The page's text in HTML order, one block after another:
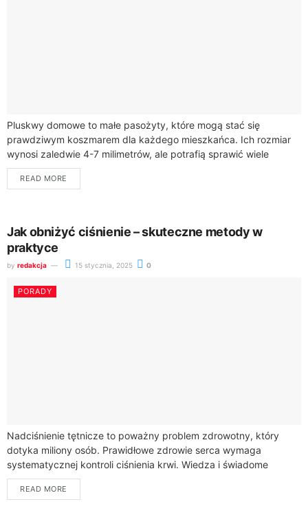
Pluskwy domowe to małe pasożyty, które mogą stać się
prawdziwym koszmarem dla każdego mieszkańca. Ich rozmiar
wynosi zaledwie 4-7 milimetrów, ale potrafią sprawić wiele
problemów. Nocne ugryzienia powodują dyskomfort i...
READ MORE
Jak obniżyć ciśnienie – skuteczne metody w
praktyce
by redakcja 15 stycznia, 2025 0
PORADY
Nadciśnienie tętnicze to poważny problem zdrowotny, który
dotyka miliony osób. Prawidłowe zdrowie serca wymaga
systematycznej kontroli ciśnienia krwi. Wiedza i świadome
działania mogą znacząco poprawić twój stan.Czy wiesz, że
normalne...
READ MORE